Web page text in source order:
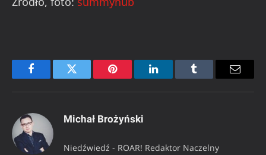
FacebookTwitter Pinterest LinkedInTumblr Email
Michał Brożyński
Niedźwiedź - ROAR! Redaktor Naczelny